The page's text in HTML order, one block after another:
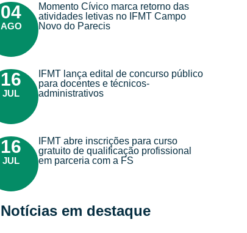
04
AGO
Momento Cívico marca retorno das
atividades letivas no IFMT Campo
Novo do Parecis
16
JUL
IFMT lança edital de concurso público
para docentes e técnicos-
administrativos
16
JUL
IFMT abre inscrições para curso
gratuito de qualificação profissional
em parceria com a FS
Notícias em destaque